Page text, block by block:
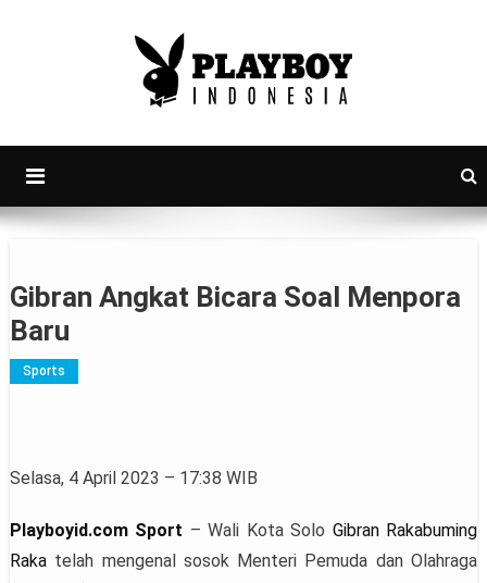
PlayboyID
Gibran Angkat Bicara Soal Menpora
Baru
Sports
Selasa, 4 April 2023 – 17:38 WIB
Playboyid.com Sport – Wali Kota Solo Gibran Rakabuming
Rakatelah mengenal sosok Menteri Pemuda dan Olahraga